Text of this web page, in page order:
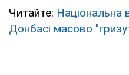
Читайте: Національна
Донбасі масово